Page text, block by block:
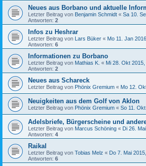
Neues aus Borbano und aktuelle
Letzter Beitrag von Benjamin Schmidt « Sa 10.
Antworten: 2
Infos zu Heshrar
Letzter Beitrag von Lars Büker « Mo 11. Jan
Antworten: 6
Informationen zu Borbano
Letzter Beitrag von Mathias K. « Mi 28. Okt 2015,
Antworten: 2
Neues aus Schareck
Letzter Beitrag von Phönix Gremium « Mo 12.
Neuigkeiten aus dem Golf von Aklon
Letzter Beitrag von Phönix Gremium « So 11.
Adelsbriefe, Bürgerscheine und
Letzter Beitrag von Marcus Schöning « Di 26.
Antworten: 4
Raikal
Letzter Beitrag von Tobias Melz « Do 7. Mai
Antworten: 6